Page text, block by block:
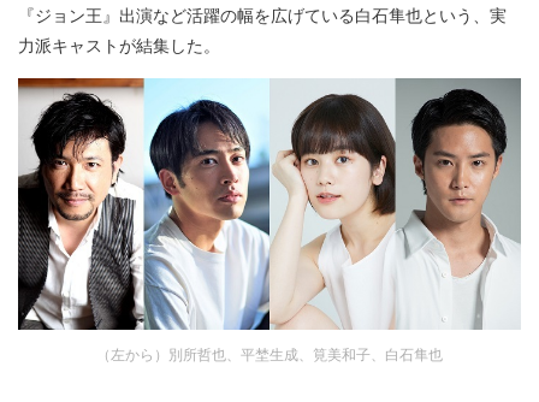
『ジョン王』出演など活躍の幅を広げている白石隼也という、実
力派キャストが結集した。
（左から）別所哲也、平埜生成、筧美和子、白石隼也